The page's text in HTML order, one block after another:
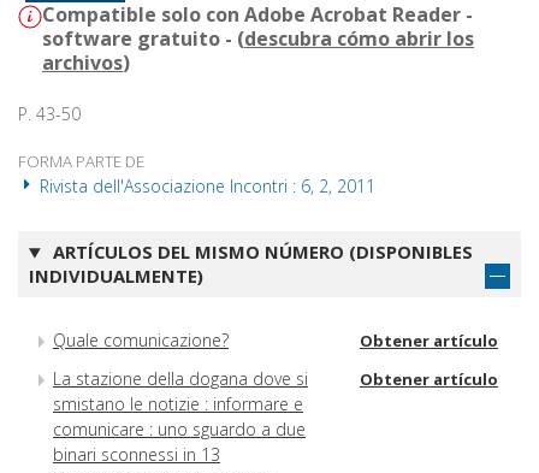
Compatible solo con Adobe Acrobat Reader -
software gratuito - (descubra cómo abrir los
archivos)
P. 43-50
FORMA PARTE DE
Rivista dell'Associazione Incontri : 6, 2, 2011
ARTÍCULOS DEL MISMO NÚMERO (DISPONIBLES
INDIVIDUALMENTE)
Quale comunicazione? Obtener artículo
La stazione della dogana dove si
smistano le notizie : informare e
comunicare : uno sguardo a due
binari sconnessi in 13
Obtener artículo